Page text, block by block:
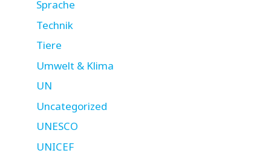
Sprache
Technik
Tiere
Umwelt & Klima
UN
Uncategorized
UNESCO
UNICEF